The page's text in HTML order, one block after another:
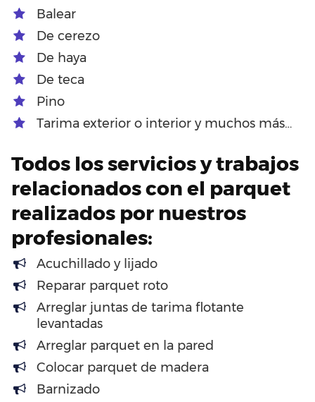
Balear
De cerezo
De haya
De teca
Pino
Tarima exterior o interior y muchos más…
Todos los servicios y trabajos
relacionados con el parquet
realizados por nuestros
profesionales:
Acuchillado y lijado
Reparar parquet roto
Arreglar juntas de tarima flotante
levantadas
Arreglar parquet en la pared
Colocar parquet de madera
Barnizado